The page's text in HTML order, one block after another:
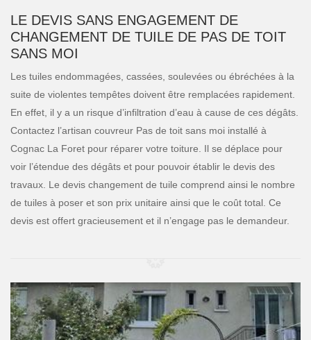
LE DEVIS SANS ENGAGEMENT DE
CHANGEMENT DE TUILE DE PAS DE TOIT
SANS MOI
Les tuiles endommagées, cassées, soulevées ou ébréchées à la
suite de violentes tempêtes doivent être remplacées rapidement.
En effet, il y a un risque d’infiltration d’eau à cause de ces dégâts.
Contactez l’artisan couvreur Pas de toit sans moi installé à
Cognac La Foret pour réparer votre toiture. Il se déplace pour
voir l’étendue des dégâts et pour pouvoir établir le devis des
travaux. Le devis changement de tuile comprend ainsi le nombre
de tuiles à poser et son prix unitaire ainsi que le coût total. Ce
devis est offert gracieusement et il n’engage pas le demandeur.